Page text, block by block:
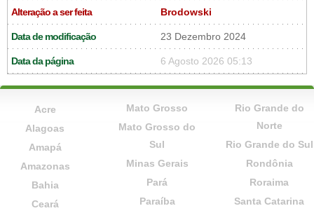
Alteração a ser feita Brodowski
Data de modificação 23 Dezembro 2024
Data da página 6 Agosto 2026 05:13
Acre
Alagoas
Amapá
Amazonas
Bahia
Ceará
Mato Grosso
Mato Grosso do
Sul
Minas Gerais
Pará
Paraíba
Rio Grande do
Norte
Rio Grande do Sul
Rondônia
Roraima
Santa Catarina